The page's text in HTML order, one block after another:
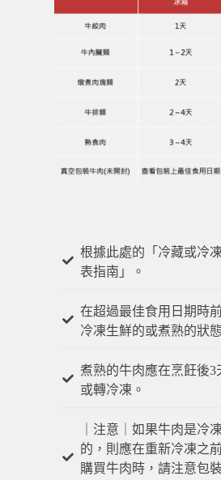
根據此處的「冷藏或冷
表指南」。
在超過最佳食用日期時
冷凍生鮮的或煮熟的狀
煮熟的牛肉應在烹飪後3
或轉冷凍。
｜注意｜如果牛肉是冷
的，則應在重新冷凍之
購買牛肉時，請注意包